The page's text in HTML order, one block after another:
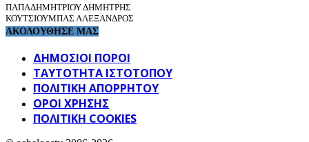
ΠΑΠΑΔΗΜΗΤΡΙΟΥ ΔΗΜΗΤΡΗΣ
ΚΟΥΤΣΙΟΥΜΠΑΣ ΑΛΕΞΑΝΔΡΟΣ
ΑΚΟΛΟΥΘΗΣΕ ΜΑΣ
ΔΗΜΟΣΙΟΙ ΠΟΡΟΙ
ΤΑΥΤΌΤΗΤΑ ΙΣΤΌΤΟΠΟΥ
ΠΟΛΙΤΙΚΉ ΑΠΟΡΡΉΤΟΥ
ΌΡΟΙ ΧΡΉΣΗΣ
ΠΟΛΙΤΙΚΗ COOKIES